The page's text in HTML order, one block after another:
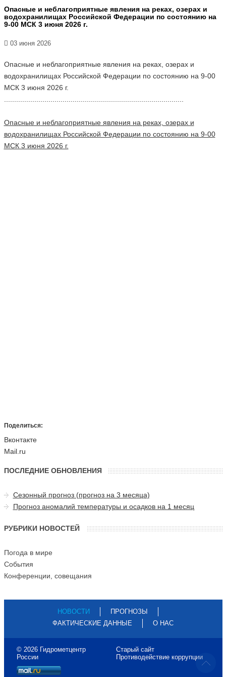
Опасные и неблагоприятные явления на реках, озерах и
водохранилищах Российской Федерации по состоянию на
9-00 МСК 3 июня 2026 г.
03 июня 2026
Опасные и неблагоприятные явления на реках, озерах и
водохранилищах Российской Федерации по состоянию на 9-00
МСК 3 июня 2026 г.
Опасные и неблагоприятные явления на реках, озерах и
водохранилищах Российской Федерации по состоянию на 9-00
МСК 3 июня 2026 г.
Поделиться:
Вконтакте
Mail.ru
ПОСЛЕДНИЕ ОБНОВЛЕНИЯ
Сезонный прогноз (прогноз на 3 месяца)
Прогноз аномалий температуры и осадков на 1 месяц
РУБРИКИ НОВОСТЕЙ
Погода в мире
События
Конференции, совещания
НОВОСТИ
ПРОГНОЗЫ
ФАКТИЧЕСКИЕ ДАННЫЕ
О НАС
© 2026 Гидрометцентр
России
Старый сайт
Противодействие коррупции